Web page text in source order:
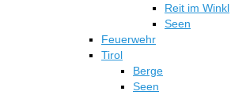
Reit im Winkl
Seen
Feuerwehr
Tirol
Berge
Seen